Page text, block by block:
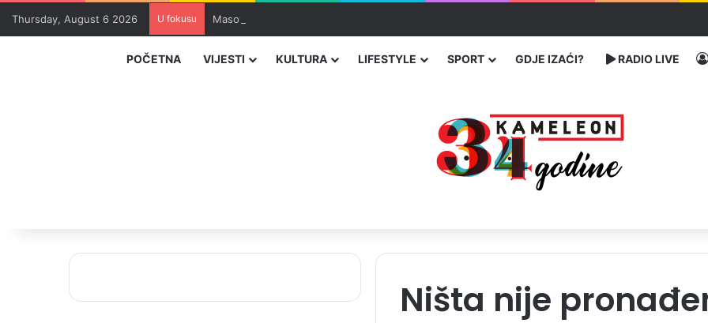
Thursday, August 6 2026 U fokusu Masovna epidemija parazita u SAD-u: Više od 25.000 zaraženih
POČETNA VIJESTI KULTURA LIFESTYLE SPORT GDJE IZAĆI? RADIO LIVE
Ništa nije